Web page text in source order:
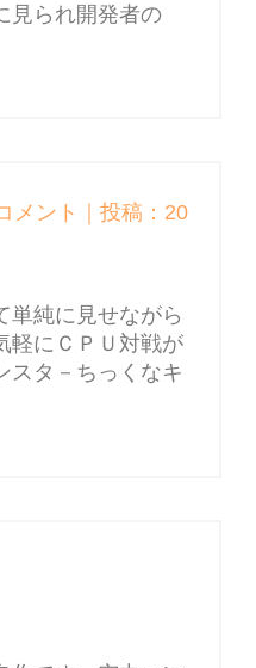
見られ開発者の
メント｜投稿：20
単純に見せながら
軽にＣＰＵ対戦が
スタ－ちっくなキ